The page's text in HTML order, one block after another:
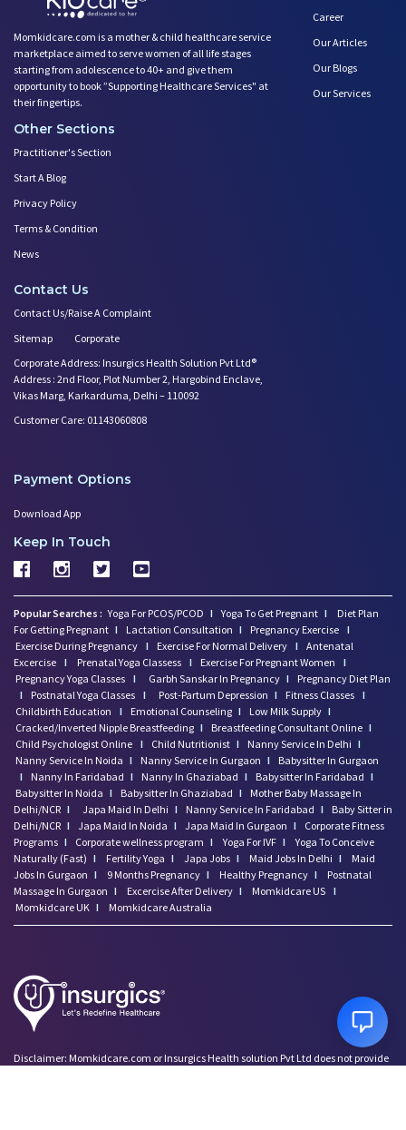
Momkidcare.com is a mother & child healthcare service
marketplace aimed to serve women of all life stages
starting from adolescence to 40+ and give them
opportunity to book ”Supporting Healthcare Services" at
their fingertips.
Career
Our Articles
Our Blogs
Our Services
Other Sections
Practitioner's Section
Start A Blog
Privacy Policy
Terms & Condition
News
Contact Us
Contact Us/Raise A Complaint
Sitemap
Corporate
Corporate Address: Insurgics Health Solution Pvt Ltd®
Address : 2nd Floor, Plot Number 2, Hargobind Enclave,
Vikas Marg, Karkarduma, Delhi – 110092
Customer Care: 01143060808
Payment Options
Download App
Keep In Touch
Popular Searches : Yoga For PCOS/PCOD I Yoga To Get Pregnant I
Diet Plan
For Getting Pregnant I Lactation Consultation I Pregnancy Exercise I
Exercise During Pregnancy I Exercise For Normal Delivery I Antenatal
Excercise I Prenatal Yoga Classess I Exercise For Pregnant Women
I
Pregnancy Yoga Classes I Garbh Sanskar In Pregnancy I
Pregnancy Diet Plan
I
Postnatal Yoga Classes I Post-Partum Depression I Fitness Classes I
Childbirth Education
I Emotional Counseling I Low Milk Supply I
Cracked/Inverted Nipple Breastfeeding I Breastfeeding Consultant Online I
Child Psychologist Online I Child Nutritionist I Nanny Service In Delhi I
Nanny Service In Noida I Nanny Service In Gurgaon I
Babysitter In Gurgaon
I
Nanny In Faridabad I Nanny In Ghaziabad I Babysitter In Faridabad I
Babysitter In Noida I Babysitter In Ghaziabad I
Mother Baby Massage In
Delhi/NCR I Japa Maid In Delhi I Nanny Service In Faridabad I
Baby Sitter in
Delhi/NCR I Japa Maid In Noida I Japa Maid In Gurgaon I
Corporate Fitness
Programs I Corporate wellness program I Yoga For IVF I
Yoga To Conceive
Naturally (Fast) I Fertility Yoga I Japa Jobs I Maid Jobs In Delhi I
Maid
Jobs In Gurgaon I 9 Months Pregnancy I Healthy Pregnancy I
Postnatal
Massage In Gurgaon I Excercise After Delivery I Momkidcare US I
Momkidcare UK I Momkidcare Australia
Disclaimer: Momkidcare.com or Insurgics Health solution Pvt Ltd does not provide